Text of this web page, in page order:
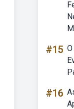
#15
#16